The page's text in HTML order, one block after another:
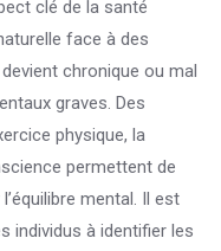
clé de la santé
face à des
chronique ou mal
graves. Des
physique, la
permettent de
mental. Il est
individus à identifier les